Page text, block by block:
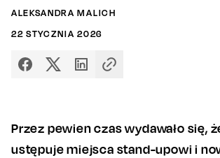
ALEKSANDRA MALICH
22 STYCZNIA 2026
Przez pewien czas wydawało się,
ustępuje miejsca stand-upowi i